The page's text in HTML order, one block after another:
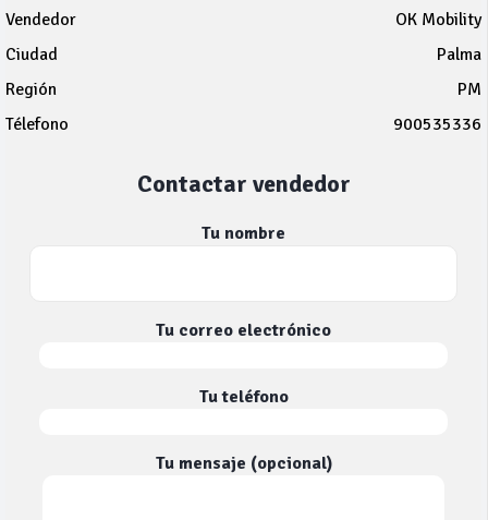
Vendedor
OK Mobility
Ciudad
Palma
Región
PM
Télefono
900535336
Contactar vendedor
Tu nombre
Tu correo electrónico
Tu teléfono
Tu mensaje (opcional)